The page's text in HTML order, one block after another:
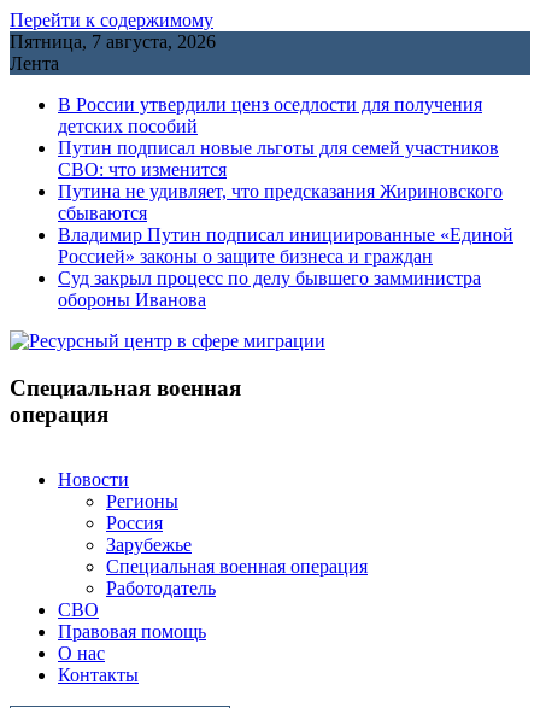
Перейти к содержимому
Пятница, 7 августа, 2026
Лента
В России утвердили ценз оседлости для получения
детских пособий
Путин подписал новые льготы для семей участников
СВО: что изменится
Путина не удивляет, что предсказания Жириновского
сбываются
Владимир Путин подписал инициированные «Единой
Россией» законы о защите бизнеса и граждан
Cуд закрыл процесс по делу бывшего замминистра
обороны Иванова
Специальная военная
операция
Новости
Регионы
Россия
Зарубежье
Специальная военная операция
Работодатель
СВО
Правовая помощь
О нас
Контакты